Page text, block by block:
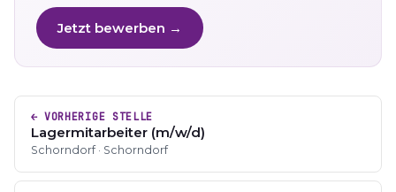
Jetzt bewerben →
← VORHERIGE STELLE
Lagermitarbeiter (m/w/d)
Schorndorf · Schorndorf